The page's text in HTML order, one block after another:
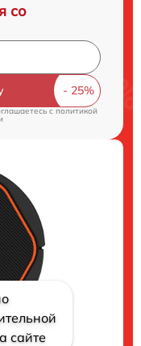
со
cполитикой
сайте